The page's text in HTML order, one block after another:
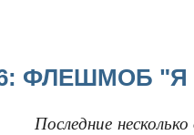
ФЛЕШМОБ "Я
Последние